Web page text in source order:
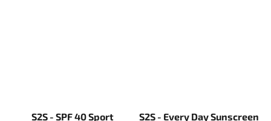
S2S - SPF 40 Sport S2S - Every Day Sunscreen